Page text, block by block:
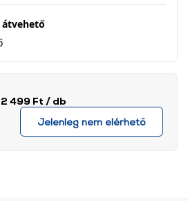
2 499 Ft / db
Jelenleg nem elérhető